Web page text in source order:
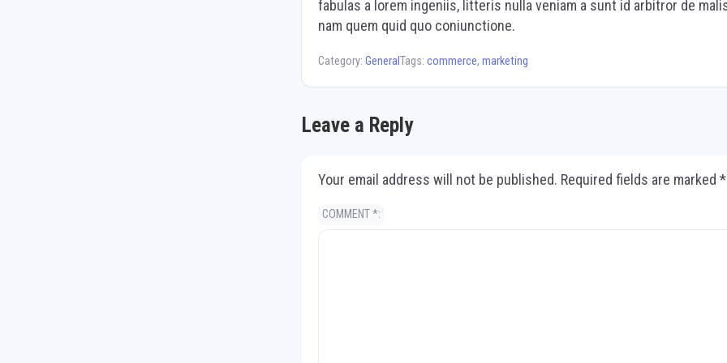
fabulas a lorem ingeniis, litteris nulla veniam a sunt id arbitror de
nam quem quid quo coniunctione.
Category: GeneralTags: commerce, marketing
Leave a Reply
Your email address will not be published. Required fields are marked *
COMMENT*